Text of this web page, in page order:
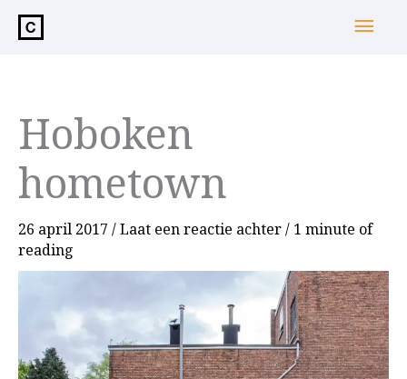
inhoud
Hoboken
hometown
26 april 2017 /Laat een reactie achter/ 1 minute of
reading